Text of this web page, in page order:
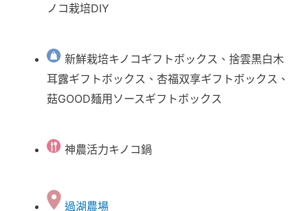
ノコ栽培DIY
新鮮栽培キノコギフトボックス、捨雲黒白木
耳露ギフトボックス、杏福双享ギフトボックス、
菇GOOD麺用ソースギフトボックス
神農活力キノコ鍋
過湖農場